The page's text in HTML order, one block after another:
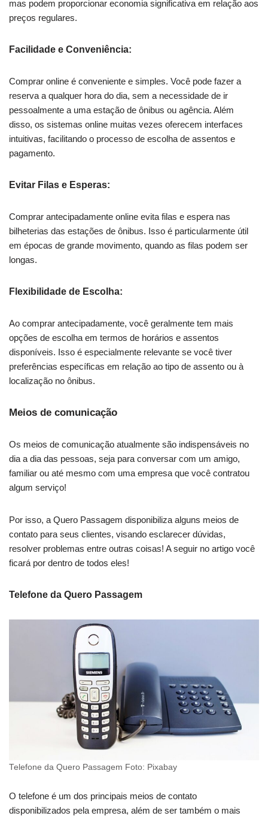
mas podem proporcionar economia significativa em relação aos
preços regulares.
Facilidade e Conveniência:
Comprar online é conveniente e simples. Você pode fazer a
reserva a qualquer hora do dia, sem a necessidade de ir
pessoalmente a uma estação de ônibus ou agência. Além
disso, os sistemas online muitas vezes oferecem interfaces
intuitivas, facilitando o processo de escolha de assentos e
pagamento.
Evitar Filas e Esperas:
Comprar antecipadamente online evita filas e espera nas
bilheterias das estações de ônibus. Isso é particularmente útil
em épocas de grande movimento, quando as filas podem ser
longas.
Flexibilidade de Escolha:
Ao comprar antecipadamente, você geralmente tem mais
opções de escolha em termos de horários e assentos
disponíveis. Isso é especialmente relevante se você tiver
preferências específicas em relação ao tipo de assento ou à
localização no ônibus.
Meios de comunicação
Os meios de comunicação atualmente são indispensáveis no
dia a dia das pessoas, seja para conversar com um amigo,
familiar ou até mesmo com uma empresa que você contratou
algum serviço!
Por isso, a Quero Passagem disponibiliza alguns meios de
contato para seus clientes, visando esclarecer dúvidas,
resolver problemas entre outras coisas! A seguir no artigo você
ficará por dentro de todos eles!
Telefone da Quero Passagem
Telefone da Quero Passagem Foto: Pixabay
O telefone é um dos principais meios de contato
disponibilizados pela empresa, além de ser também o mais